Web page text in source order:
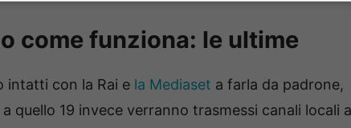
come funziona: le ultime
intatti con la Rai e la Mediaset a farla da padrone,
quello 19 invece verranno trasmessi canali locali a